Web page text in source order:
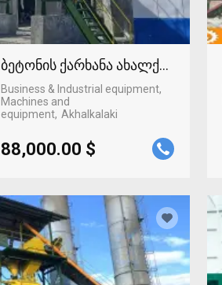
ბეტონის ქარხანა ახალქალაქში
Business & Industrial equipment,
Machines and
equipment Akhalkalaki
88,000.00 $